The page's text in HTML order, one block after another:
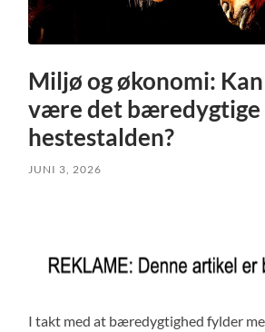
Miljø og økonomi:
være det bæredygtige
hestestalden?
JUNI 3, 2026
I takt med at bæredygtighed fylder